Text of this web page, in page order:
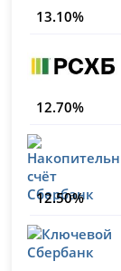
13.10%
12.70%
12.50%